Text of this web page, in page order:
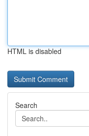
HTML is disabled
Search